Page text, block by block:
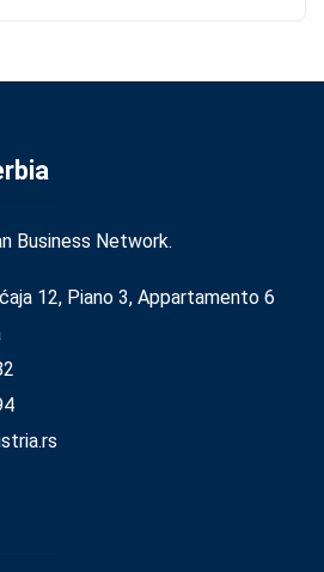
Business Network.
12, Piano 3, Appartamento 6